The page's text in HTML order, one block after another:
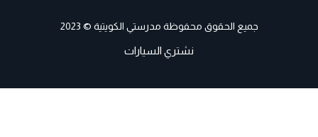
جميع الحقوق محفوظة مدرستي الكويتية © 2023
نشتري السيارات